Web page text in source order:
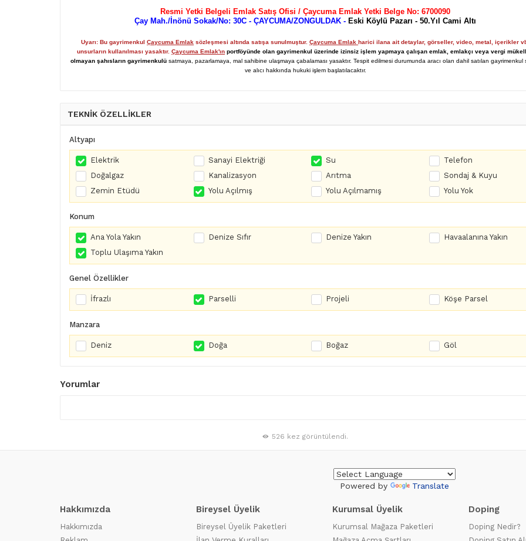
Resmi Yetki Belgeli Emlak Satış Ofisi / Çaycuma Emlak Yetki Belge No: 6700090
Çay Mah./İnönü Sokak/No: 30C - ÇAYCUMA/ZONGULDAK - Eski Köylü Pazarı - 50.Yıl Cami Altı
Uyarı: Bu gayrimenkulÇaycuma Emlak sözleşmesi altında satışa sunulmuştur.Çaycuma Emlakharici ilana ait detaylar, görseller, video, metal, içerikler
unsurların kullanılması yasaktır.Çaycuma Emlak'ın portföyünde olan gayrimenkul üzerinde izinsiz işlem yapmaya çalışanemlak, emlakçı veya vergi
olmayan şahısların gayrimenkulü satmaya, pazarlamaya, mal sahibine ulaşmaya çabalaması yasaktır. Tespit edilmesi durumunda aracı olan dahil satılan gayrimenkul
ve alıcı hakkında hukuki işlem başlatılacaktır.
TEKNİK ÖZELLİKLER
Altyapı
Elektrik Sanayi Elektriği Su
Telefon
Doğalgaz
Kanalizasyon Arıtma
Sondaj & Kuyu
Zemin Etüdü
Yolu Açılmış Yolu Açılmamış Yolu Yok
Konum
Ana Yola Yakın Denize Sıfır Denize Yakın
Havaalanına Yakın
Toplu Ulaşıma Yakın
Genel Özellikler
İfrazlı Parselli Projeli Köşe Parsel
Manzara
Deniz Doğa Boğaz Göl
Yorumlar
526 kez görüntülendi.
Powered by Translate
Hakkımızda
Hakkımızda
Bireysel Üyelik
Bireysel Üyelik Paketleri
Kurumsal Üyelik
Kurumsal Mağaza Paketleri
Doping
Doping Nedir?